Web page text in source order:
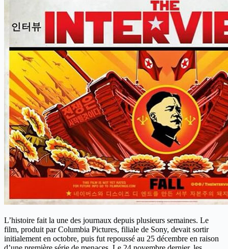
L’histoire fait la une des journaux depuis plusieurs semaines. Le
film, produit par Columbia Pictures, filiale de Sony, devait sortir
initialement en octobre, puis fut repoussé au 25 décembre en raison